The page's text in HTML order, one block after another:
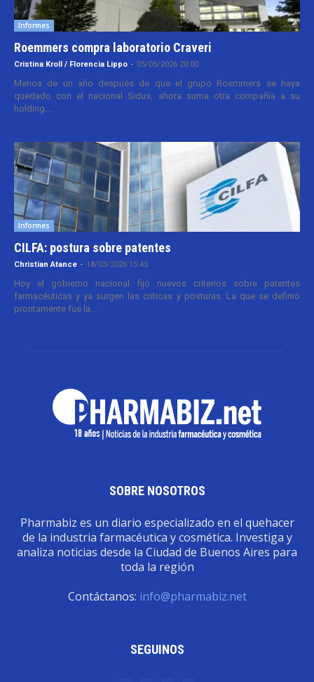
Informes
Roemmers compra laboratorio Craveri
Cristina Kroll / Florencia Lippo - 05/05/2026 20:00
Menos de un año después de que el grupo Roemmers se haya
quedado con el nacional Sidus, ahora suma otra compañía a su
holding....
Informes
CILFA: postura sobre patentes
Christian Atance - 18/03/2026 15:45
Hoy el gobierno nacional fijó nuevos criterios sobre patentes
farmacéuticas y ya surgen las críticas y posturas. La que se definió
prontamente fue la...
SOBRE NOSOTROS
Pharmabiz es un diario especializado en el quehacer
de la industria farmacéutica y cosmética. Investiga y
analiza noticias desde la Ciudad de Buenos Aires para
toda la región
Contáctanos: info@pharmabiz.net
SEGUINOS